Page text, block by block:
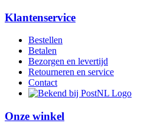
Klantenservice
Bestellen
Betalen
Bezorgen en levertijd
Retourneren en service
Contact
Onze winkel